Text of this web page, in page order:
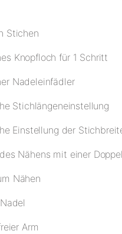
Stichen
Knopfloch für 1 Schritt
Nadeleinfädler
Stichlängeneinstellung
Einstellung der
Nähens mit einer
Nähen
Arm